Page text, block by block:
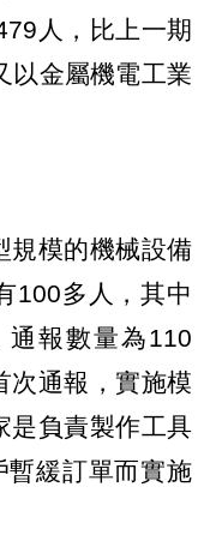
人，比上一期
以金屬機電工業
規模的機械設備
100多人，其中
報數量為110
次通報，實施模
是負責製作工具
暫緩訂單而實施